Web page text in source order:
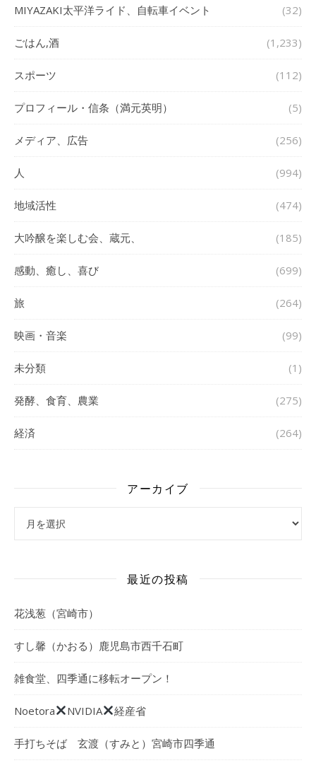
MIYAZAKI太平洋ライド、自転車イベント (32)
ごはん,酒 (1,233)
スポーツ (112)
プロフィール・信条（満元英明） (5)
メディア、広告 (256)
人 (994)
地域活性 (474)
大吟醸を楽しむ会、蔵元、 (185)
感動、癒し、喜び (699)
旅 (264)
映画・音楽 (99)
未分類 (1)
発酵、食育、農業 (275)
経済 (264)
アーカイブ
最近の投稿
花浅葱（宮崎市）
すし馨（かおる）鹿児島市西千石町
雑食堂、四季通に移転オープン！
Noetora NVIDIA 経産省
手打ちそば 玄渡（すみと）宮崎市四季通